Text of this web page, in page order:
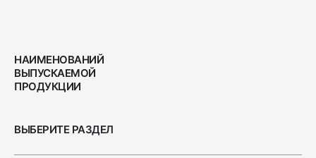
НАИМЕНОВАНИЙ
ВЫПУСКАЕМОЙ
ПРОДУКЦИИ
ВЫБЕРИТЕ РАЗДЕЛ